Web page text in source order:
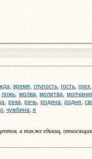
, время, глупость, гость, грех
ложь, молва,молитва,
, река, речь, родина,родня,
, чужбина, я
а также единиц,